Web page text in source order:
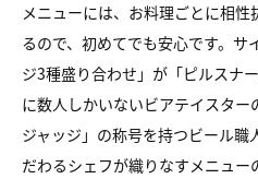
メニューには、お料理ごとに相
るので、初めてでも安心です。サ
ジ3種盛り合わせ」が「ピルスナ
に数人しかいないビアテイスタ
ジャッジ」の称号を持つビール職
だわるシェフが織りなすメニュ